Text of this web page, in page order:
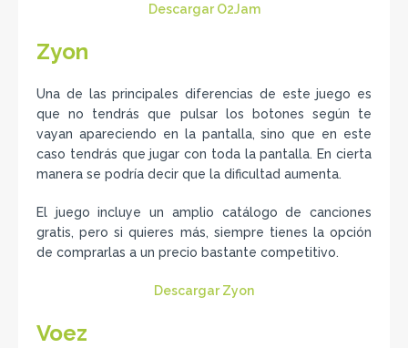
Descargar O2Jam
Zyon
Una de las principales diferencias de este juego es
que no tendrás que pulsar los botones según te
vayan apareciendo en la pantalla, sino que en este
caso tendrás que jugar con toda la pantalla. En cierta
manera se podría decir que la dificultad aumenta.
El juego incluye un amplio catálogo de canciones
gratis, pero si quieres más, siempre tienes la opción
de comprarlas a un precio bastante competitivo.
Descargar Zyon
Voez